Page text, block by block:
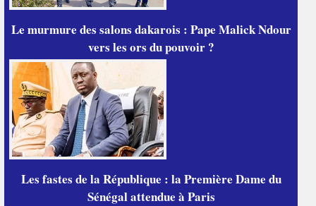
Le murmure des salons dakarois : Pape Malick Ndour
vers les ors du pouvoir ?
Les fastes de la République : la Première Dame du
Sénégal attendue à Paris